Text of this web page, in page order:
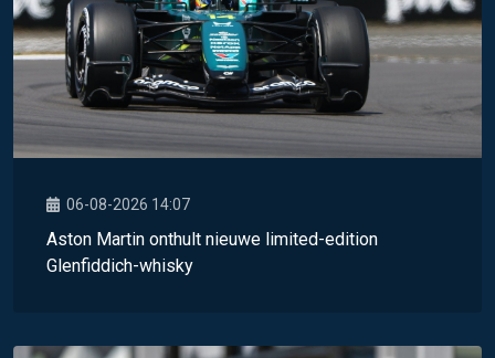
06-08-2026 14:07
Aston Martin onthult nieuwe limited-edition
Glenfiddich-whisky